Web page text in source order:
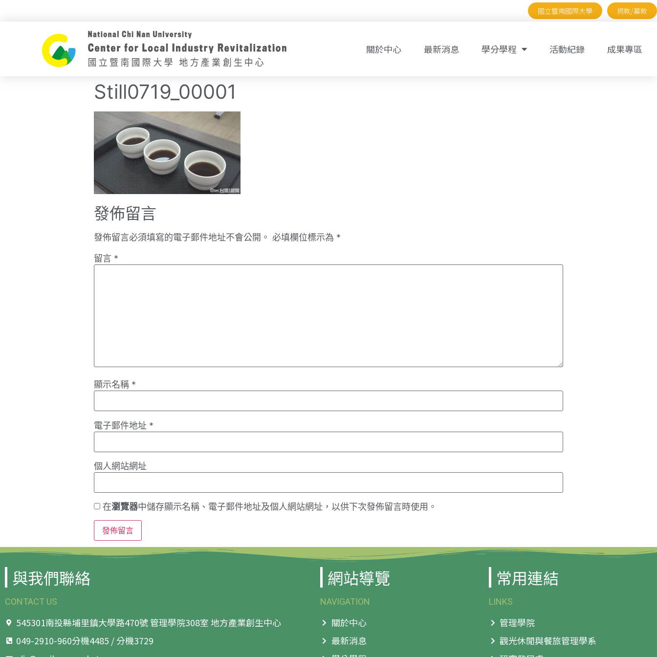
國立暨南國際大學 捐款/募款
關於中心 最新消息 學分學程 活動紀錄 成果專區
Still0719_00001
發佈留言
發佈留言必須填寫的電子郵件地址不會公開。 必填欄位標示為 *
留言 *
顯示名稱 *
電子郵件地址 *
個人網站網址
在瀏覽器中儲存顯示名稱、電子郵件地址及個人網站網址，以供下次發佈留言時使用。
與我們聯絡
CONTACT US
545301南投縣埔里鎮大學路470號 管理學院308室 地方產業創生中心
049-2910-960分機4485 / 分機3729
網站導覽
NAVIGATION
關於中心
最新消息
常用連結
LINKS
管理學院
觀光休閒與餐旅管理學系